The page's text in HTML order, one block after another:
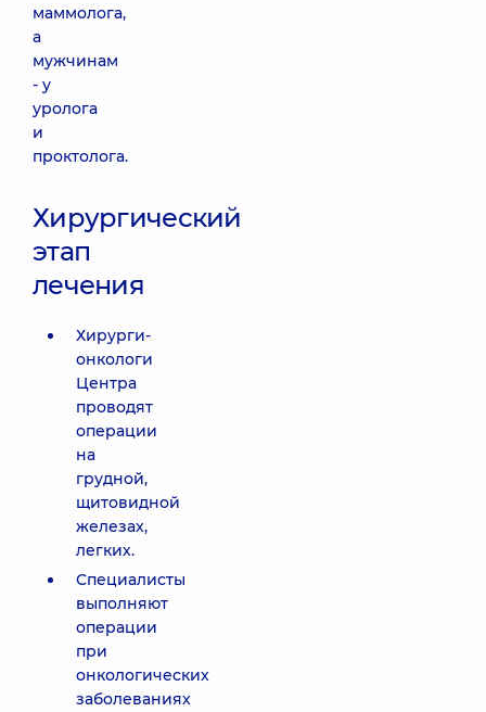
маммолога,
а
мужчинам
- у
уролога
и
проктолога.
Хирургический
этап
лечения
Хирурги-
онкологи
Центра
проводят
операции
на
грудной,
щитовидной
железах,
легких.
Специалисты
выполняют
операции
при
онкологических
заболеваниях